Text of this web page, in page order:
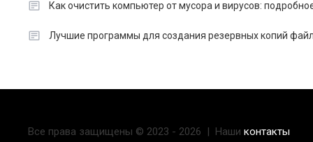
Как очистить компьютер от мусора и вирусов:
Лучшие программы для создания резервных копий
Все права защищены © 2023 - 2026 | Наши контакты